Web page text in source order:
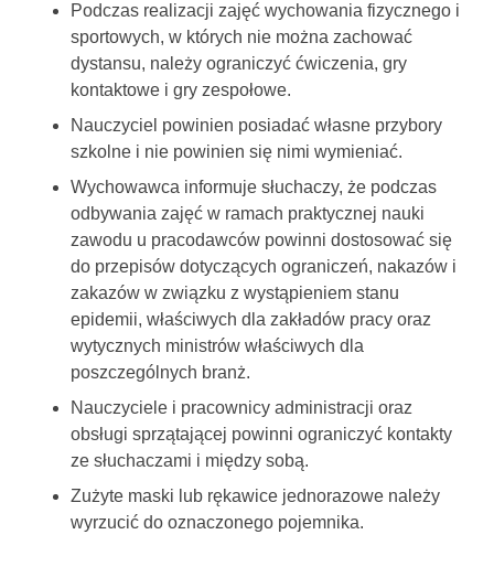
Podczas realizacji zajęć wychowania fizycznego i
sportowych, w których nie można zachować
dystansu, należy ograniczyć ćwiczenia, gry
kontaktowe i gry zespołowe.
Nauczyciel powinien posiadać własne przybory
szkolne i nie powinien się nimi wymieniać.
Wychowawca informuje słuchaczy, że podczas
odbywania zajęć w ramach praktycznej nauki
zawodu u pracodawców powinni dostosować się
do przepisów dotyczących ograniczeń, nakazów i
zakazów w związku z wystąpieniem stanu
epidemii, właściwych dla zakładów pracy oraz
wytycznych ministrów właściwych dla
poszczególnych branż.
Nauczyciele i pracownicy administracji oraz
obsługi sprzątającej powinni ograniczyć kontakty
ze słuchaczami i między sobą.
Zużyte maski lub rękawice jednorazowe należy
wyrzucić do oznaczonego pojemnika.